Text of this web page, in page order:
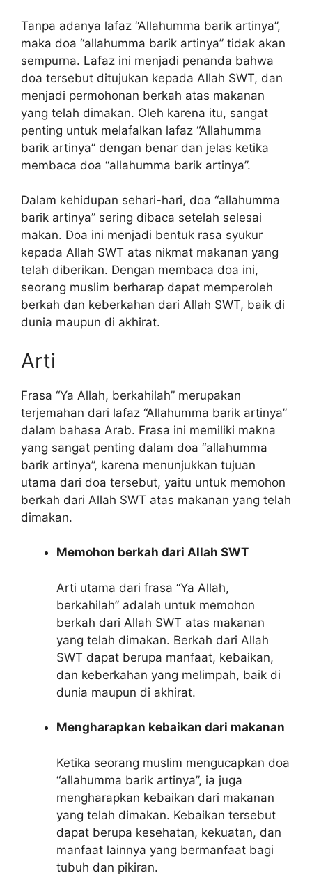
Tanpa adanya lafaz “Allahumma barik artinya”,
maka doa “allahumma barik artinya” tidak akan
sempurna. Lafaz ini menjadi penanda bahwa
doa tersebut ditujukan kepada Allah SWT, dan
menjadi permohonan berkah atas makanan
yang telah dimakan. Oleh karena itu, sangat
penting untuk melafalkan lafaz “Allahumma
barik artinya” dengan benar dan jelas ketika
membaca doa “allahumma barik artinya”.
Dalam kehidupan sehari-hari, doa “allahumma
barik artinya” sering dibaca setelah selesai
makan. Doa ini menjadi bentuk rasa syukur
kepada Allah SWT atas nikmat makanan yang
telah diberikan. Dengan membaca doa ini,
seorang muslim berharap dapat memperoleh
berkah dan keberkahan dari Allah SWT, baik di
dunia maupun di akhirat.
Arti
Frasa “Ya Allah, berkahilah” merupakan
terjemahan dari lafaz “Allahumma barik artinya”
dalam bahasa Arab. Frasa ini memiliki makna
yang sangat penting dalam doa “allahumma
barik artinya”, karena menunjukkan tujuan
utama dari doa tersebut, yaitu untuk memohon
berkah dari Allah SWT atas makanan yang telah
dimakan.
Memohon berkah dari Allah SWT
Arti utama dari frasa “Ya Allah,
berkahilah” adalah untuk memohon
berkah dari Allah SWT atas makanan
yang telah dimakan. Berkah dari Allah
SWT dapat berupa manfaat, kebaikan,
dan keberkahan yang melimpah, baik di
dunia maupun di akhirat.
Mengharapkan kebaikan dari makanan
Ketika seorang muslim mengucapkan doa
“allahumma barik artinya”, ia juga
mengharapkan kebaikan dari makanan
yang telah dimakan. Kebaikan tersebut
dapat berupa kesehatan, kekuatan, dan
manfaat lainnya yang bermanfaat bagi
tubuh dan pikiran.